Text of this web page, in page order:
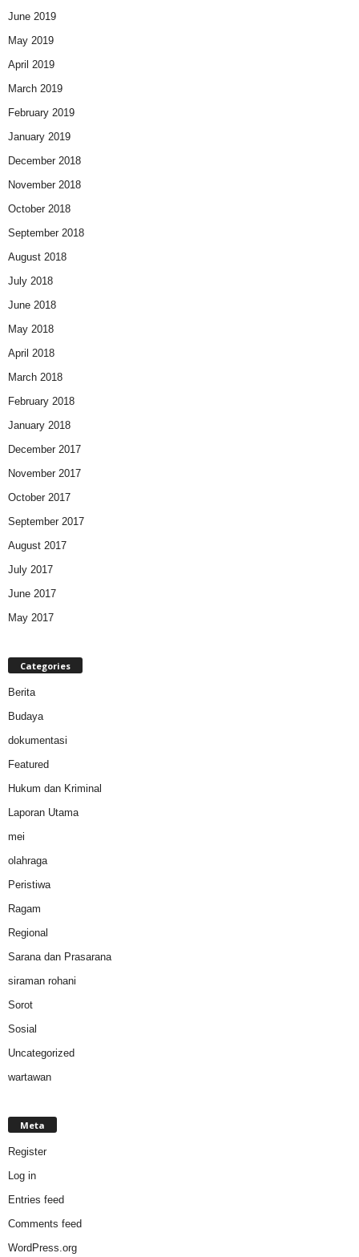
June 2019
May 2019
April 2019
March 2019
February 2019
January 2019
December 2018
November 2018
October 2018
September 2018
August 2018
July 2018
June 2018
May 2018
April 2018
March 2018
February 2018
January 2018
December 2017
November 2017
October 2017
September 2017
August 2017
July 2017
June 2017
May 2017
Categories
Berita
Budaya
dokumentasi
Featured
Hukum dan Kriminal
Laporan Utama
mei
olahraga
Peristiwa
Ragam
Regional
Sarana dan Prasarana
siraman rohani
Sorot
Sosial
Uncategorized
wartawan
Meta
Register
Log in
Entries feed
Comments feed
WordPress.org